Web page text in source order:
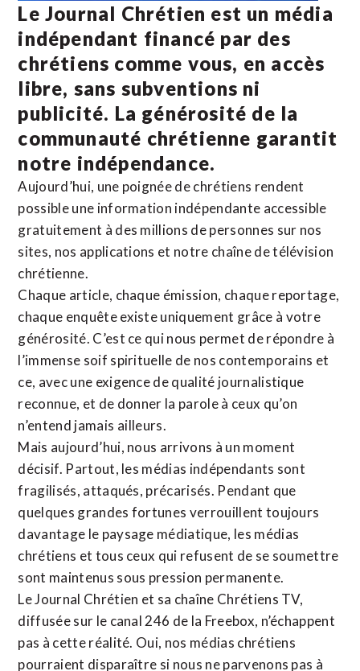
Le Journal Chrétien est un média
indépendant financé par des
chrétiens comme vous, en accès
libre, sans subventions ni
publicité. La générosité de la
communauté chrétienne garantit
notre indépendance.
Aujourd’hui, une poignée de chrétiens rendent
possible une information indépendante accessible
gratuitement à des millions de personnes sur nos
sites, nos applications et notre chaîne de télévision
chrétienne.
Chaque article, chaque émission, chaque reportage,
chaque enquête existe uniquement grâce à votre
générosité. C’est ce qui nous permet de répondre à
l’immense soif spirituelle de nos contemporains et
ce, avec une exigence de qualité journalistique
reconnue, et de donner la parole à ceux qu’on
n’entend jamais ailleurs.
Mais aujourd’hui, nous arrivons à un moment
décisif. Partout, les médias indépendants sont
fragilisés, attaqués, précarisés. Pendant que
quelques grandes fortunes verrouillent toujours
davantage le paysage médiatique, les médias
chrétiens et tous ceux qui refusent de se soumettre
sont maintenus sous pression permanente.
Le Journal Chrétien et sa chaîne Chrétiens TV,
diffusée sur le canal 246 de la Freebox, n’échappent
pas à cette réalité. Oui, nos médias chrétiens
pourraient disparaître si nous ne parvenons pas à